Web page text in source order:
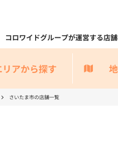
コロワイドグループが運営する店
リアから探す
さいたま市の店舗一覧